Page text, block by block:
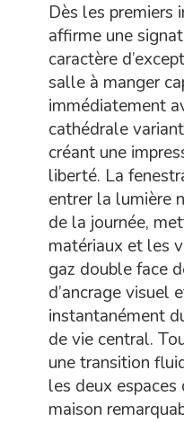
Dès les premiers
affirme une
caractère
salle à manger
immédiatement
cathédrale
créant une
liberté. La
entrer la lumière
de la journée,
matériaux et les
gaz double face
d’ancrage visuel
instantanément
de vie central.
une transition
les deux
maison